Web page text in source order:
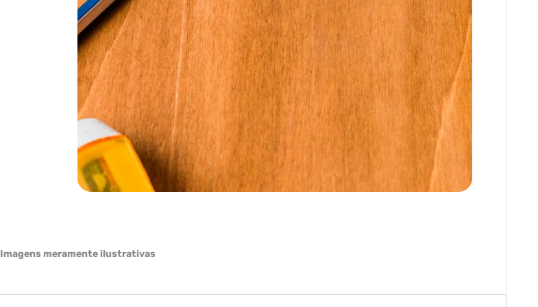
Imagens meramente ilustrativas